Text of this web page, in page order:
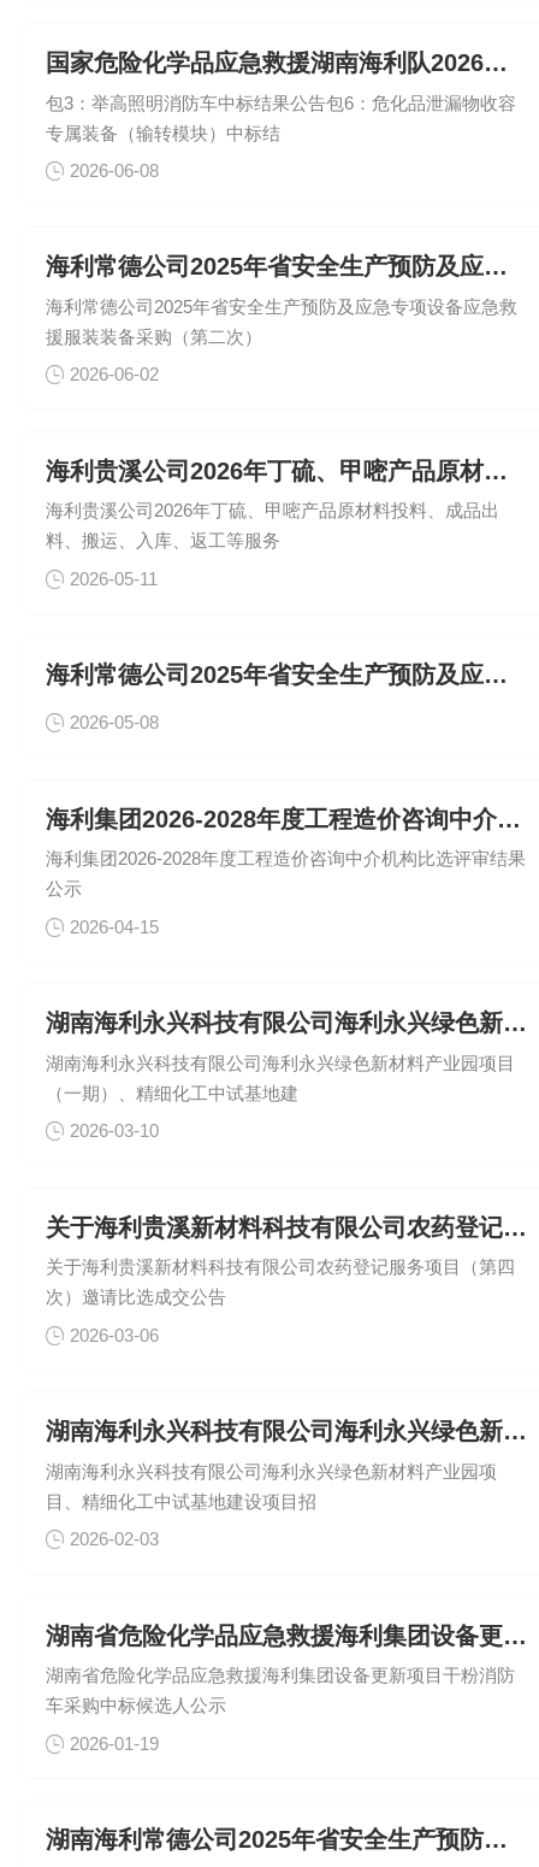
国家危险化学品应急救援湖南海利队2026年应急救援装备采购项
包3：举高照明消防车中标结果公告包6：危化品泄漏物收容
专属装备（输转模块）中标结
2026-06-08
海利常德公司2025年省安全生产预防及应急专项设备应急救援服
海利常德公司2025年省安全生产预防及应急专项设备应急救
援服装装备采购（第二次）
2026-06-02
海利贵溪公司2026年丁硫、甲嘧产品原材料投料、成品出料、搬
海利贵溪公司2026年丁硫、甲嘧产品原材料投料、成品出
料、搬运、入库、返工等服务
2026-05-11
海利常德公司2025年省安全生产预防及应急专项设备应急救援服
2026-05-08
海利集团2026-2028年度工程造价咨询中介机构比选评审结
海利集团2026-2028年度工程造价咨询中介机构比选评审结果
公示
2026-04-15
湖南海利永兴科技有限公司海利永兴绿色新材料产业园项目（一期）
湖南海利永兴科技有限公司海利永兴绿色新材料产业园项目
（一期）、精细化工中试基地建
2026-03-10
关于海利贵溪新材料科技有限公司农药登记服务项目（第四次）邀请
关于海利贵溪新材料科技有限公司农药登记服务项目（第四
次）邀请比选成交公告
2026-03-06
湖南海利永兴科技有限公司海利永兴绿色新材料产业园项目、精细化
湖南海利永兴科技有限公司海利永兴绿色新材料产业园项
目、精细化工中试基地建设项目招
2026-02-03
湖南省危险化学品应急救援海利集团设备更新项目干粉消防车采购中
湖南省危险化学品应急救援海利集团设备更新项目干粉消防
车采购中标候选人公示
2026-01-19
湖南海利常德公司2025年省安全生产预防及应急专项设备中标结